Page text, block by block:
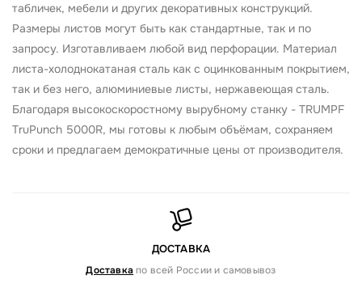
табличек, мебели и других декоративных конструкций.
Размеры листов могут быть как стандартные, так и по
запросу. Изготавливаем любой вид перфорации. Материал
листа-холоднокатаная сталь как с оцинкованным покрытием,
так и без него, алюминиевые листы, нержавеющая сталь.
Благодаря высокоскоростному вырубному станку - TRUMPF
TruPunch 5000R, мы готовы к любым объёмам, сохраняем
сроки и предлагаем демократичные цены от производителя.
ДОСТАВКА
Доставка по всей России и самовывоз